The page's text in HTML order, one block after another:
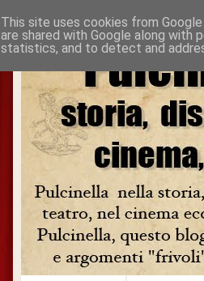
This site uses cookies from
are shared with Google along with
statistics, and to detect and